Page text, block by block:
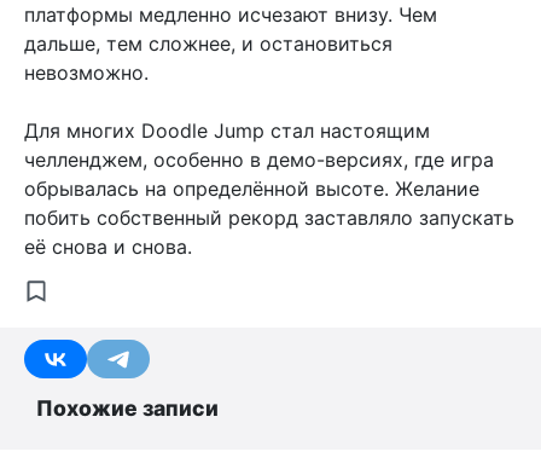
платформы медленно исчезают внизу. Чем
дальше, тем сложнее, и остановиться
невозможно.
Для многих Doodle Jump стал настоящим
челленджем, особенно в демо-версиях, где игра
обрывалась на определённой высоте. Желание
побить собственный рекорд заставляло запускать
её снова и снова.
Похожие записи